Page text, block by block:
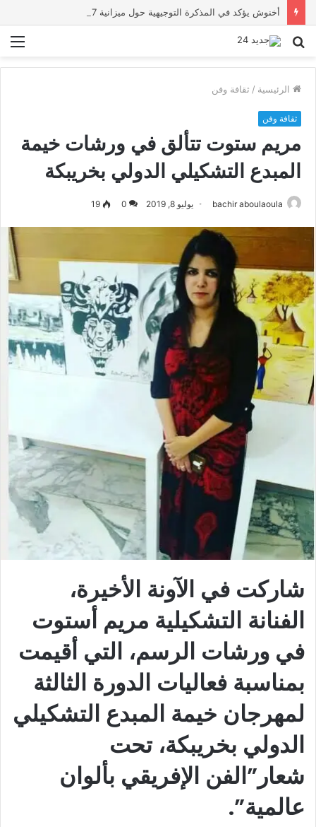
بحث
الرئيسية / ثقافة وفن
ثقافة وفن
مريم ستوت تتألق في ورشات خيمة
المبدع التشكيلي الدولي بخريبكة
bachir aboulaoula يوليو 8, 2019 0
19
شاركت في الآونة الأخيرة،
الفنانة التشكيلية مريم أستوت
في ورشات الرسم، التي أقيمت
بمناسبة فعاليات الدورة الثالثة
لمهرجان خيمة المبدع التشكيلي
الدولي بخريبكة، تحت
شعار”الفن الإفريقي بألوان
عالمية”.